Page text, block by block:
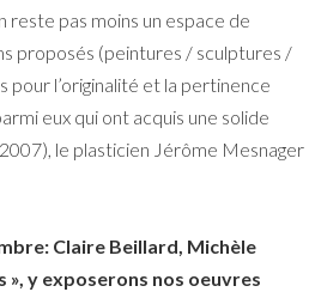
reste pas moins un espace de
proposés (peintures / sculptures /
l’originalité et la pertinence
eux qui ont acquis une solide
le plasticien Jérôme Mesnager
Claire Beillard, Michèle
y exposerons nos oeuvres